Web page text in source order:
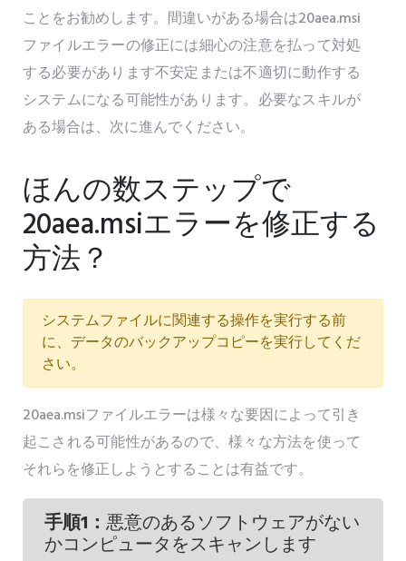
ことをお勧めします。間違いがある場合は20aea.msi
ファイルエラーの修正には細心の注意を払って対処
する必要があります不安定または不適切に動作する
システムになる可能性があります。必要なスキルが
ある場合は、次に進んでください。
ほんの数ステップで
20aea.msiエラーを修正する
方法？
システムファイルに関連する操作を実行する前
に、データのバックアップコピーを実行してくだ
さい。
20aea.msiファイルエラーは様々な要因によって引き
起こされる可能性があるので、様々な方法を使って
それらを修正しようとすることは有益です。
手順1： 悪意のあるソフトウェアがない
かコンピュータをスキャンします